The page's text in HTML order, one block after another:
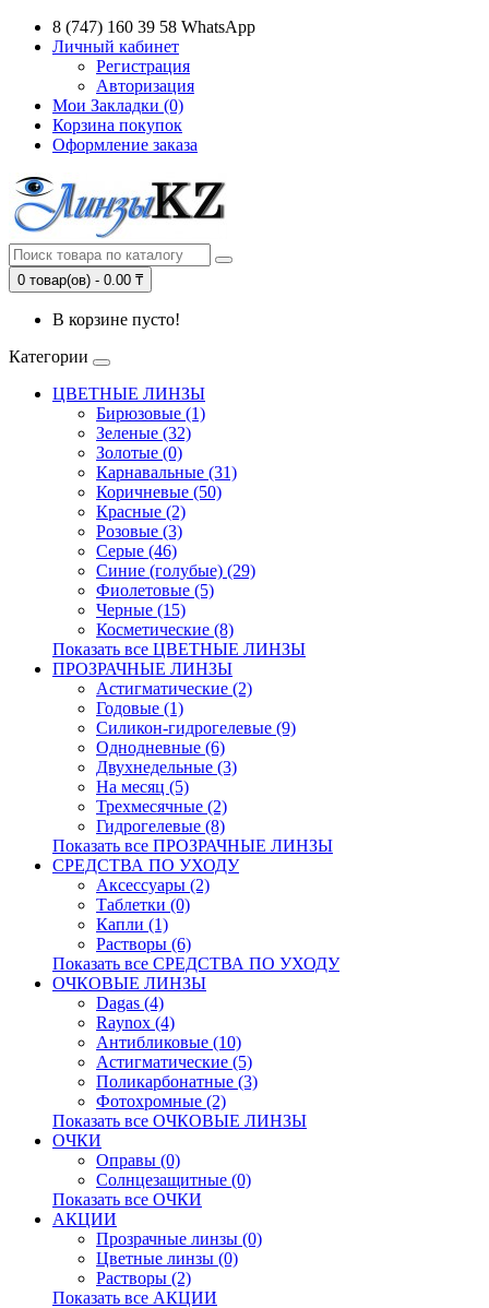
8 (747) 160 39 58 WhatsApp
Личный кабинет
Регистрация
Авторизация
Мои Закладки (0)
Корзина покупок
Оформление заказа
0 товар(ов) - 0.00 ₸
В корзине пусто!
Категории
ЦВЕТНЫЕ ЛИНЗЫ
Бирюзовые (1)
Зеленые (32)
Золотые (0)
Карнавальные (31)
Коричневые (50)
Красные (2)
Розовые (3)
Серые (46)
Синие (голубые) (29)
Фиолетовые (5)
Черные (15)
Косметические (8)
Показать все ЦВЕТНЫЕ ЛИНЗЫ
ПРОЗРАЧНЫЕ ЛИНЗЫ
Астигматические (2)
Годовые (1)
Силикон-гидрогелевые (9)
Однодневные (6)
Двухнедельные (3)
На месяц (5)
Трехмесячные (2)
Гидрогелевые (8)
Показать все ПРОЗРАЧНЫЕ ЛИНЗЫ
СРЕДСТВА ПО УХОДУ
Аксессуары (2)
Таблетки (0)
Капли (1)
Растворы (6)
Показать все СРЕДСТВА ПО УХОДУ
ОЧКОВЫЕ ЛИНЗЫ
Dagas (4)
Raynox (4)
Антибликовые (10)
Астигматические (5)
Поликарбонатные (3)
Фотохромные (2)
Показать все ОЧКОВЫЕ ЛИНЗЫ
ОЧКИ
Оправы (0)
Солнцезащитные (0)
Показать все ОЧКИ
АКЦИИ
Прозрачные линзы (0)
Цветные линзы (0)
Растворы (2)
Показать все АКЦИИ